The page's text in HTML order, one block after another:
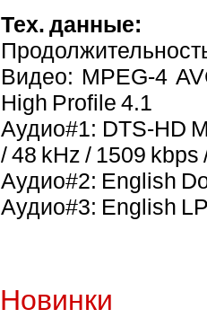
Тех. данные:
Видео: MPEG-4
High Profile 4.1
Аудио#1: DTS-HD
/ 48 kHz / 1509 kbps
Аудио#2: English
Аудио#3: English
Новинки